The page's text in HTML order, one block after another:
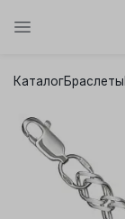
КаталогБраслеты